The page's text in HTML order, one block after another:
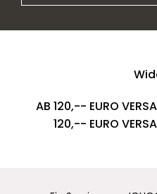
AB 120,-- EURO
120,-- EURO